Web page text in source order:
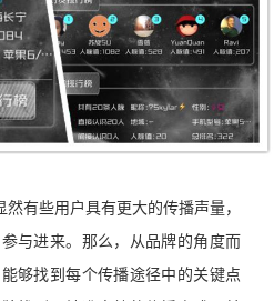
然有些用户具有更大的传播声量，
与进来。那么，从品牌的角度而
够找到每个传播途径中的关键点